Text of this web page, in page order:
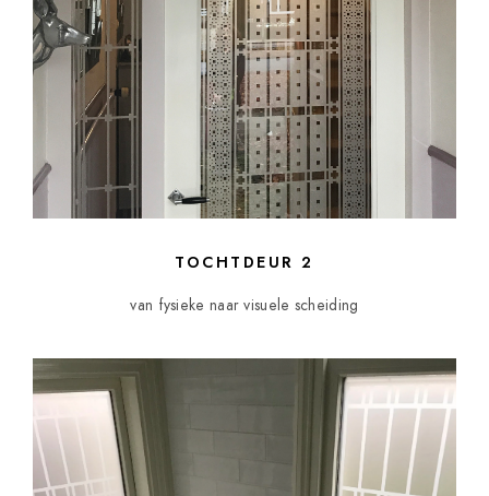
TOCHTDEUR 2
van fysieke naar visuele scheiding